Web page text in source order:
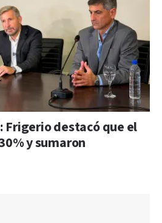
Frigerio destacó que el
y sumaron